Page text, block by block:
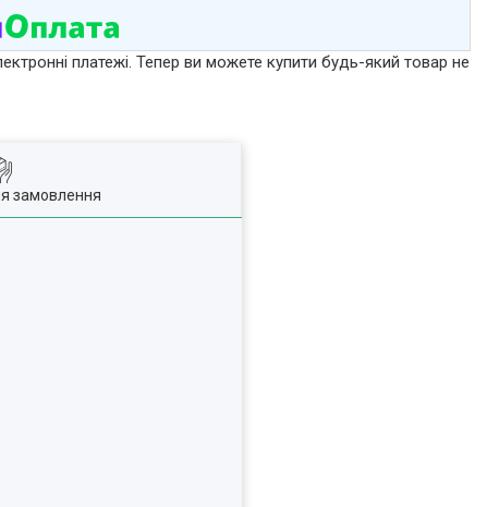
платежі. Тепер ви можете купити будь-який товар не
замовлення